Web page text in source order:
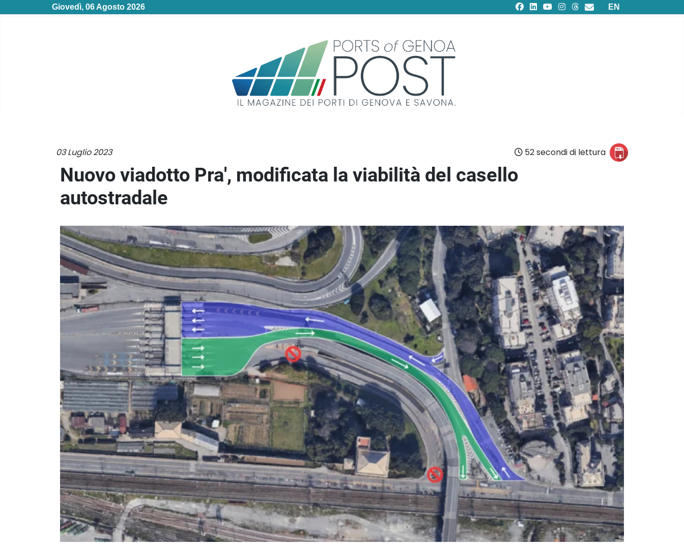
Giovedì, 06 Agosto 2026 Seleziona la tua
EN
03 Luglio 2023 52 secondi di lettura
Nuovo viadotto Pra', modificata la viabilità del casello
autostradale